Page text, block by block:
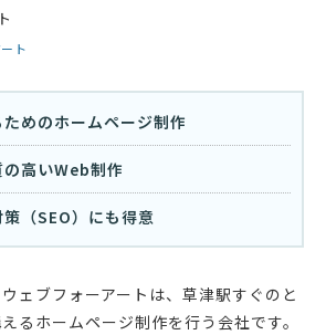
ト
めのホームページ制作
高いWeb制作
（SEO）にも得意
ェブフォーアートは、草津駅すぐのと
るホームページ制作を行う会社です。